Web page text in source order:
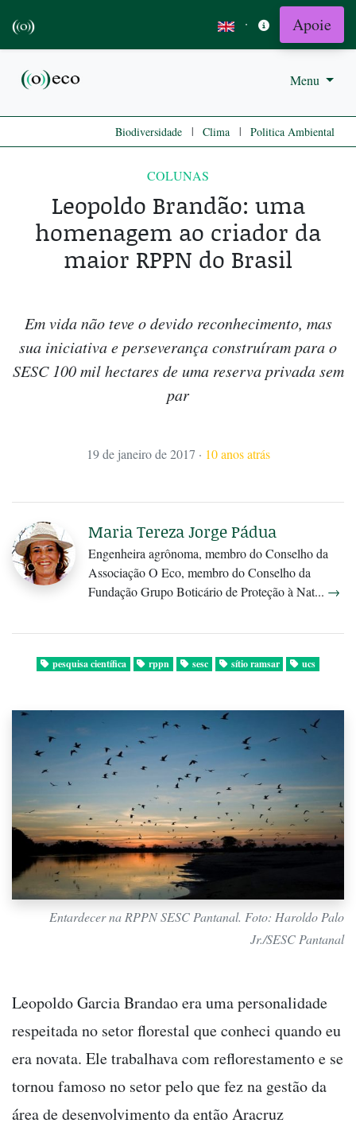
· Apoie
Menu
Biodiversidade | Clima | Politica Ambiental
COLUNAS
Leopoldo Brandão: uma
homenagem ao criador da
maior RPPN do Brasil
Em vida não teve o devido reconhecimento, mas
sua iniciativa e perseverança construíram para o
SESC 100 mil hectares de uma reserva privada sem
par
19 de janeiro de 2017 · 10 anos atrás
Maria Tereza Jorge Pádua
Engenheira agrônoma, membro do Conselho da
Associação O Eco, membro do Conselho da
Fundação Grupo Boticário de Proteção à Nat... →
pesquisa científica rppn sesc sítio ramsar ucs
Entardecer na RPPN SESC Pantanal. Foto: Haroldo Palo
Jr./SESC Pantanal
Leopoldo Garcia Brandao era uma personalidade
respeitada no setor florestal que conheci quando eu
era novata. Ele trabalhava com reflorestamento e se
tornou famoso no setor pelo que fez na gestão da
área de desenvolvimento da então Aracruz